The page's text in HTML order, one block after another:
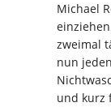
Michael
zweimal
nun
und kurz